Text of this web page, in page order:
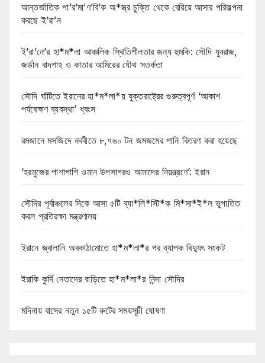
আন্তর্জাতিক পা’র’মা’ণ’বি’ক অ*স্ত্র চুক্তি থেকে বেরিয়ে আসার পরিকল্পনা
করছে ই’রা’ন
ই’রা’নে’র হা*ম*লা আঞ্চলিক স্থিতিশীলতার জন্য হুমকি: সৌদি যুবরাজ,
জর্ডান বাদশাহ ও কাতার আমিরের যৌথ সতর্কতা
সৌদি ঘাঁটিতে ইরানের হা*ম*লা*য় যুক্তরাষ্ট্রের গুরুত্বপূর্ণ ‘আকাশ
পর্যবেক্ষণ ব্যবস্থা’ ধ্বংস
রমজানে মসজিদে নববীতে ৮,৭৬০ টন জমজমের পানি বিতরণ করা হয়েছে
‘হরমুজের পাশাপাশি ওমান উপসাগরও আমাদের নিয়ন্ত্রণে’: ইরান
সৌদির পূর্বাঞ্চলের দিকে আসা ৫টি ব্যা*লি*স্টি*ক মি*সা*ই*ল ভূপাতিত
করল প্রতিরক্ষা মন্ত্রণালয়
ইরানে জ্বালানি অবকাঠামোতে হা*ম*লা*র পর ব্যাপক বিদ্যুৎ সংকট
ইরাকি কুর্দি নেতাদের বাড়িতে হা*ম*লা*র নিন্দা সৌদির
মদিনায় বাসের নতুন ১৫টি রুটের সময়সূচী ঘোষণা